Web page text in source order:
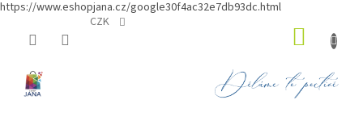
https://www.eshopjana.cz/google30f4ac32e7db93dc.html
CZK